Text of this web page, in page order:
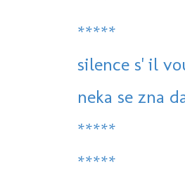
*****
silence s' il
neka se zna
*****
*****